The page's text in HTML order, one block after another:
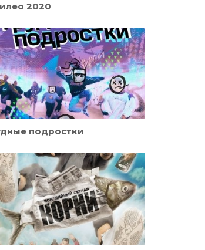
2020
подростки